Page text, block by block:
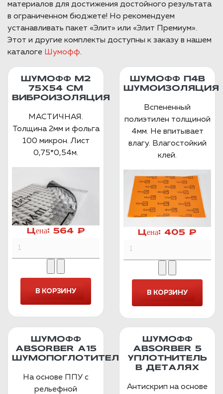
материалов для достижения достойного результата
в ограниченном бюджете! Но рекомендуем
устанавливать пакет «Элит» или «Элит Премиум».
Этот и другие комплекты доступны к заказу в нашем
каталоге Шумофф.
ШУМОФФ М2
75X54 СМ
ВИБРОИЗОЛЯЦИЯ
МАСТИЧНАЯ.
Толщина 2мм и фольга
100 микрон. Лист
0,75*0,54м.
Цена: 564 ₽
ШУМОФФ П4В
ШУМОИЗОЛЯЦИЯ
Вспененный
полиэтилен толщиной
4мм. Не впитывает
влагу. Влагостойкий
клей.
Цена: 405 ₽
ШУМОФФ
ABSORBER А15
ШУМОПОГЛОТИТЕЛЬ
На основе ППУ с
рельефной
ШУМОФФ
ABSORBER 5
УПЛОТНИТЕЛЬ
В ДЕТАЛЯХ
Антискрип на основе